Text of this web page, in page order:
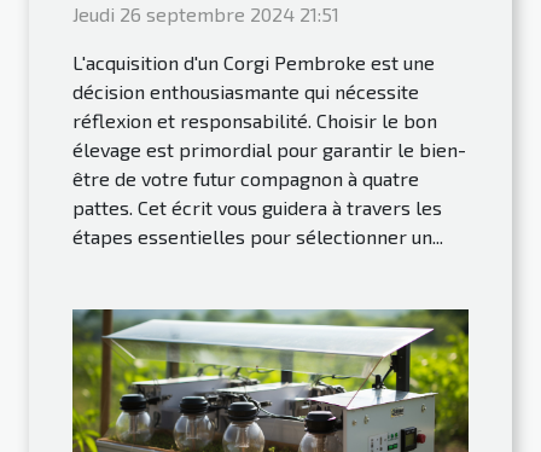
Jeudi 26 septembre 2024 21:51
L'acquisition d'un Corgi Pembroke est une
décision enthousiasmante qui nécessite
réflexion et responsabilité. Choisir le bon
élevage est primordial pour garantir le bien-
être de votre futur compagnon à quatre
pattes. Cet écrit vous guidera à travers les
étapes essentielles pour sélectionner un...